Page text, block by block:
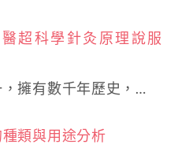
超科學針灸原理說服
擁有數千年歷史，…
類與用途分析